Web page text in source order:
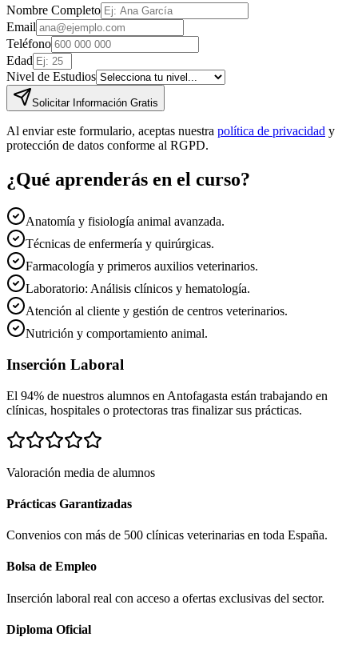
Nombre Completo
Email
Teléfono
Edad
Nivel de Estudios
Solicitar Información Gratis
Al enviar este formulario, aceptas nuestra política de privacidad y
protección de datos conforme al RGPD.
¿Qué aprenderás en el curso?
Anatomía y fisiología animal avanzada.
Técnicas de enfermería y quirúrgicas.
Farmacología y primeros auxilios veterinarios.
Laboratorio: Análisis clínicos y hematología.
Atención al cliente y gestión de centros veterinarios.
Nutrición y comportamiento animal.
Inserción Laboral
El 94% de nuestros alumnos en Antofagasta están trabajando en
clínicas, hospitales o protectoras tras finalizar sus prácticas.
Valoración media de alumnos
Prácticas Garantizadas
Convenios con más de 500 clínicas veterinarias en toda España.
Bolsa de Empleo
Inserción laboral real con acceso a ofertas exclusivas del sector.
Diploma Oficial